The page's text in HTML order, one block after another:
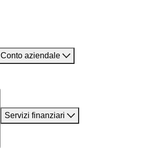
Conto aziendale
Servizi finanziari